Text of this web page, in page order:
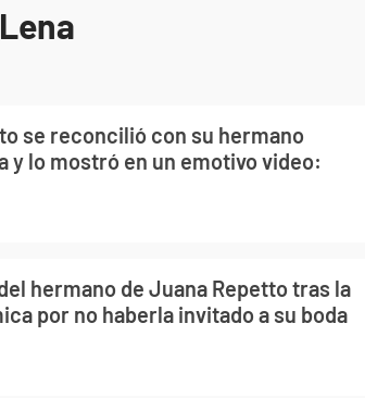
se reconcilió con su hermano
y lo mostró en un emotivo video:
hermano de Juana Repetto tras la
por no haberla invitado a su boda